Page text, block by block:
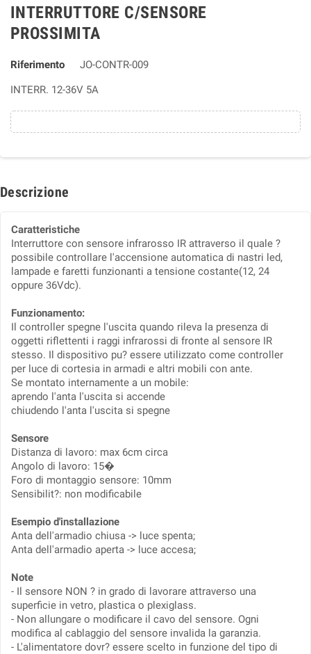
INTERRUTTORE C/SENSORE
PROSSIMITA
Riferimento
JO-CONTR-009
INTERR. 12-36V 5A
Descrizione
Caratteristiche
Interruttore con sensore infrarosso IR attraverso il quale ?
possibile controllare l'accensione automatica di nastri led,
lampade e faretti funzionanti a tensione costante(12, 24
oppure 36Vdc).
Funzionamento:
Il controller spegne l'uscita quando rileva la presenza di
oggetti riflettenti i raggi infrarossi di fronte al sensore IR
stesso. Il dispositivo pu? essere utilizzato come controller
per luce di cortesia in armadi e altri mobili con ante.
Se montato internamente a un mobile:
aprendo l'anta l'uscita si accende
chiudendo l'anta l'uscita si spegne
Sensore
Distanza di lavoro: max 6cm circa
Angolo di lavoro: 15�
Foro di montaggio sensore: 10mm
Sensibilit?: non modificabile
Esempio d'installazione
Anta dell'armadio chiusa -> luce spenta;
Anta dell'armadio aperta -> luce accesa;
Note
- Il sensore NON ? in grado di lavorare attraverso una
superficie in vetro, plastica o plexiglass.
- Non allungare o modificare il cavo del sensore. Ogni
modifica al cablaggio del sensore invalida la garanzia.
- L'alimentatore dovr? essere scelto in funzione del tipo di